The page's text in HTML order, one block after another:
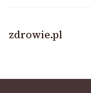
zdrowie.pl